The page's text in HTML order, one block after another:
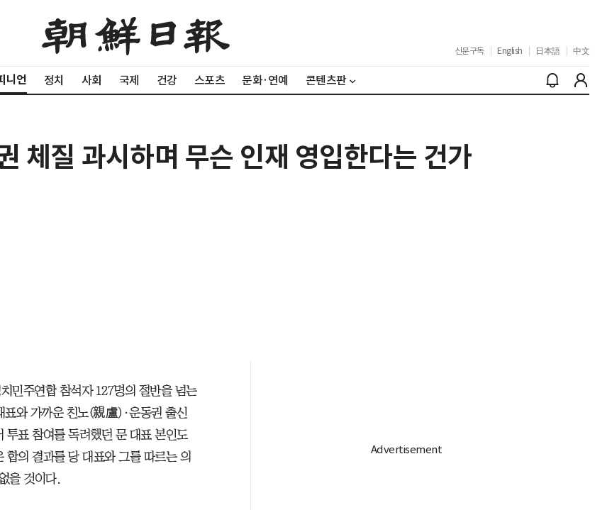
신문구독 English 日本語 中文
니언 정치 사회 국제 건강 스포츠 문화·연예 콘텐츠판
체질 과시하며 무슨 인재 영입한다는 건가
민주연합 참석자 127명의 절반을 넘는
표와 가까운 친노(親盧)·운동권 출신
투표 참여를 독려했던 문 대표 본인도
의 결과를 당 대표와 그를 따르는 의
을 것이다.